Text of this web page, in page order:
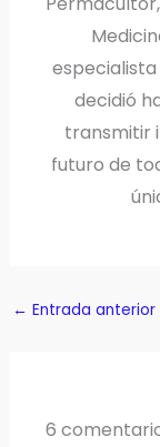
decidió
transmitir
futuro de
← Entrada anterior
6